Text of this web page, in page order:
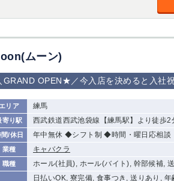
ムーン)
GRAND OPEN★／今入店を決めると入社
エリア 練馬
寄り駅 西武鉄道西武池袋線【練馬駅】より徒歩
間/休日 年中無休 ◆シフト制 ◆時間・曜日応相談
業種 キャバクラ
職種
ホール(社員), ホール(バイト), 幹部候補,
日払いOK, 寮完備, 食事つき, 送りあり,